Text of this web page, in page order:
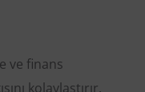
ve finans
kolaylaştırır.